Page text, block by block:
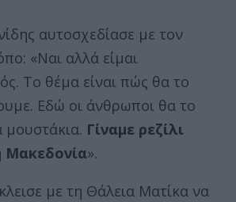
αυτοσχεδίασε με τον
«Ναι αλλά είμαι
Το θέμα είναι πώς θα το
Εδώ οι άνθρωποι θα το
μουστάκια. Γίναμε ρεζίλι
Μακεδονία».
με τη Θάλεια Ματίκα να